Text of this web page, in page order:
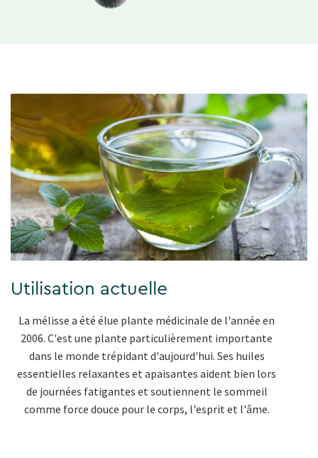
Utilisation actuelle
La mélisse a été élue plante médicinale de l'année en
2006. C'est une plante particulièrement importante
dans le monde trépidant d'aujourd'hui. Ses huiles
essentielles relaxantes et apaisantes aident bien lors
de journées fatigantes et soutiennent le sommeil
comme force douce pour le corps, l'esprit et l'âme.